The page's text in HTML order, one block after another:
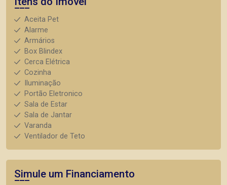
Aceita Pet
Alarme
Armários
Box Blindex
Cerca Elétrica
Cozinha
Iluminação
Portão Eletronico
Sala de Estar
Sala de Jantar
Varanda
Ventilador de Teto
Simule um Financiamento